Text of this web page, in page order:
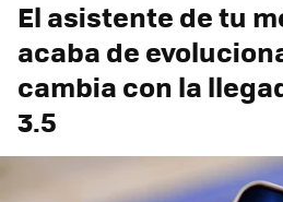
El asistente de tu
acaba de
cambia con la
3.5